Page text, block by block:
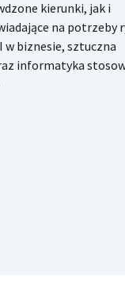
kierunki, jak i
na potrzeby
w biznesie, sztuczna
informatyka